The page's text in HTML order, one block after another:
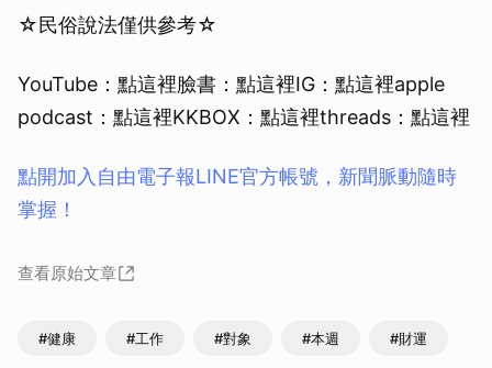
☆民俗說法僅供參考☆
YouTube：點這裡臉書：點這裡IG：點這裡apple
podcast：點這裡KKBOX：點這裡threads：點這裡
點開加入自由電子報LINE官方帳號，新聞脈動隨時
掌握！
查看原始文章
#健康 #工作 #對象 #本週 #財運